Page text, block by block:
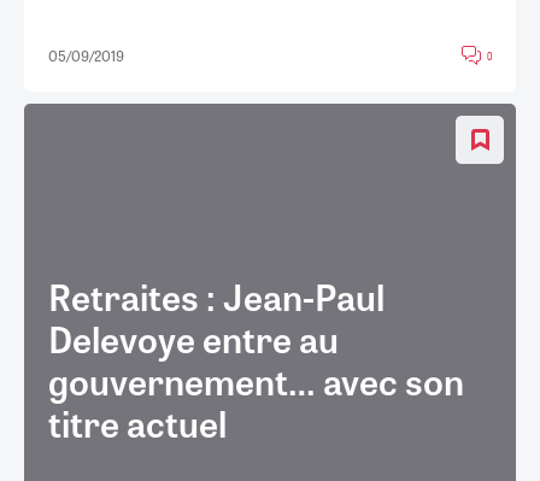
05/09/2019 0
Retraites : Jean-Paul
Delevoye entre au
gouvernement… avec son
titre actuel